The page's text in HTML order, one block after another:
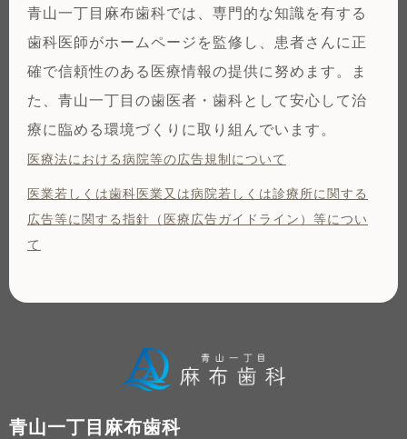
青山一丁目麻布歯科では、専門的な知識を有する
歯科医師がホームページを監修し、患者さんに正
確で信頼性のある医療情報の提供に努めます。ま
た、青山一丁目の歯医者・歯科として安心して治
療に臨める環境づくりに取り組んでいます。
医療法における病院等の広告規制について
医業若しくは⻭科医業⼜は病院若しくは診療所に関する
広告等に関する指針（医療広告ガイドライン）等につい
て
青山一丁目麻布歯科